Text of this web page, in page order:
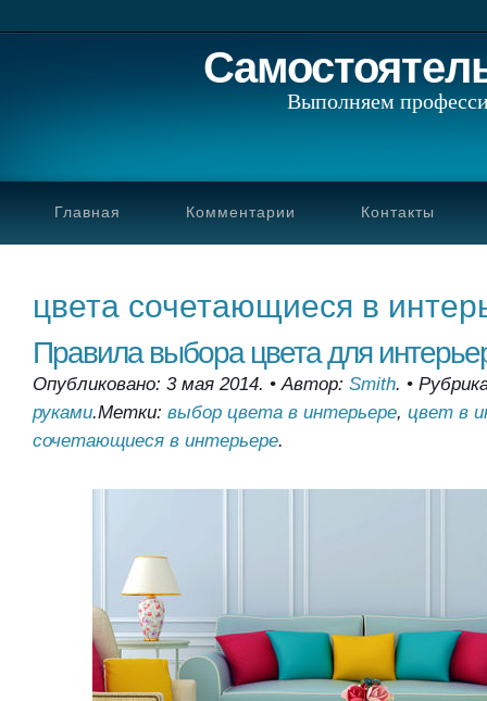
Выполняем
Главная Комментарии Контакты
цвета сочетающиеся в
Правила выбора цвета для
Опубликовано: 3 мая 2014. •Автор: Smith. •
руками.Метки: выбор цвета в интерьере, цвет в
сочетающиеся в интерьере.